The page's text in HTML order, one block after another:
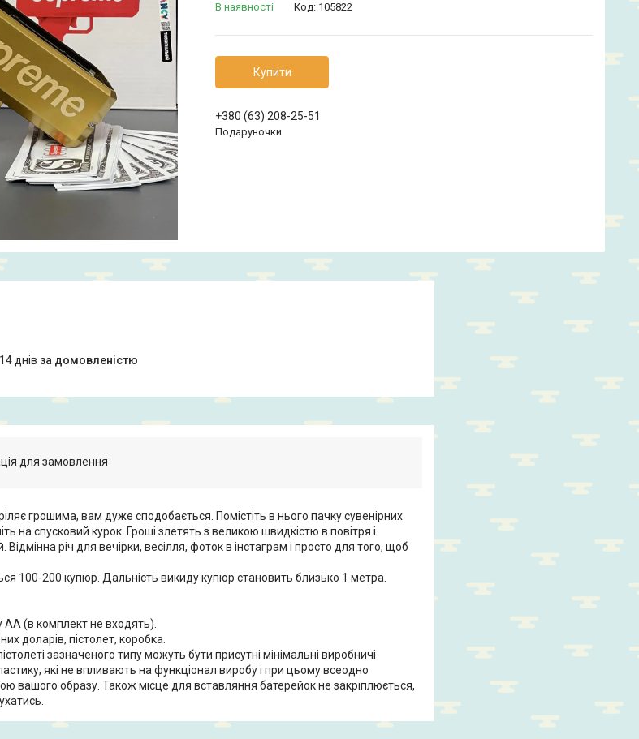
В наявності Код: 105822
Купити
+380 (63) 208-25-51
Подаруночки
днів за домовленістю
для замовлення
грошима, вам дуже сподобається. Помістіть в нього пачку сувенірних
на спусковий курок. Гроші злетять з великою швидкістю в повітря і
річ для вечірки, весілля, фоток в інстаграм і просто для того, щоб
100-200 купюр. Дальність викиду купюр становить близько 1 метра.
(в комплект не входять).
доларів, пістолет, коробка.
зазначеного типу можуть бути присутні мінімальні виробничі
які не впливають на функціонал виробу і при цьому всеодно
вашого образу. Також місце для вставляння батерейок не закріплюється,